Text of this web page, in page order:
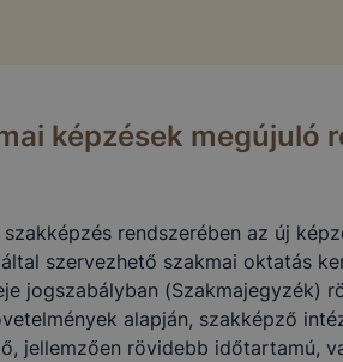
képzések megújuló
rendszerében az új
szervezhető szakmai oktatás
jogszabályban (Szakmajegyzék)
alapján, szakképző
jellemzően rövidebb időtartamú,